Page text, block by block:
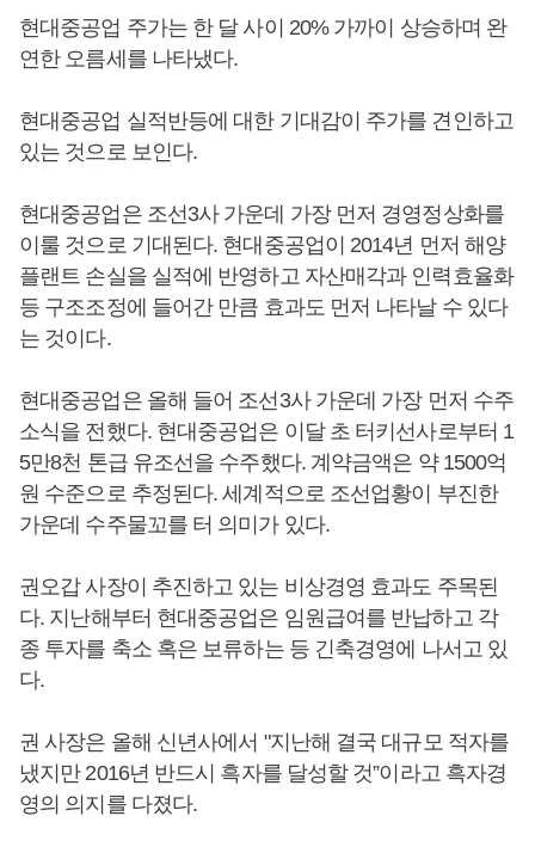
현대중공업 주가는 한 달 사이 20% 가까이 상승하며 완
연한 오름세를 나타냈다.
현대중공업 실적반등에 대한 기대감이 주가를 견인하고
있는 것으로 보인다.
현대중공업은 조선3사 가운데 가장 먼저 경영정상화를
이룰 것으로 기대된다. 현대중공업이 2014년 먼저 해양
플랜트 손실을 실적에 반영하고 자산매각과 인력효율화
등 구조조정에 들어간 만큼 효과도 먼저 나타날 수 있다
는 것이다.
현대중공업은 올해 들어 조선3사 가운데 가장 먼저 수주
소식을 전했다. 현대중공업은 이달 초 터키선사로부터 1
5만8천 톤급 유조선을 수주했다. 계약금액은 약 1500억
원 수준으로 추정된다. 세계적으로 조선업황이 부진한
가운데 수주물꼬를 터 의미가 있다.
권오갑 사장이 추진하고 있는 비상경영 효과도 주목된
다. 지난해부터 현대중공업은 임원급여를 반납하고 각
종 투자를 축소 혹은 보류하는 등 긴축경영에 나서고 있
다.
권 사장은 올해 신년사에서 "지난해 결국 대규모 적자를
냈지만 2016년 반드시 흑자를 달성할 것”이라고 흑자경
영의 의지를 다졌다.